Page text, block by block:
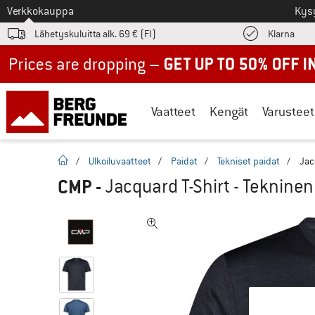
Tästä siirtyäksesi
Verkkokauppa
Lähetyskuluitta alk. 69 € (FI) Klarna
Vaatteet Kengät Varusteet
Kotisivu
/ Ulkoiluvaatteet / Paidat / Tekniset paidat /
CMP -Jacquard T-Shirt -